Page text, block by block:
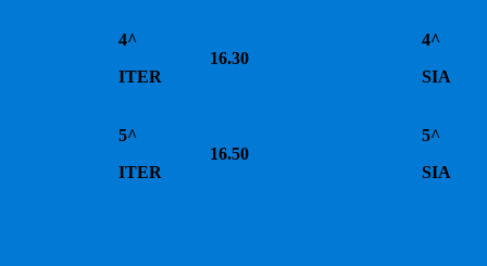
4^
ITER
16.30
4^
SIA
5^
ITER
16.50
5^
SIA